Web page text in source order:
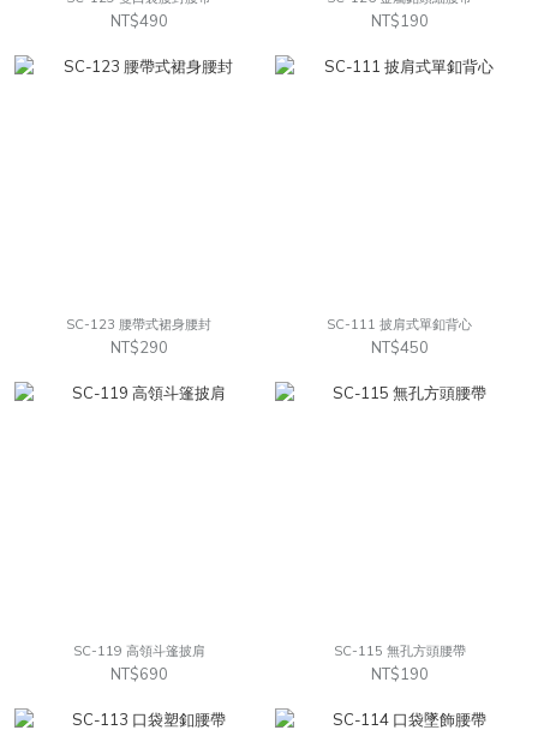
NT$490 NT$190
SC-123 腰帶式裙身腰封
NT$290
SC-111 披肩式單釦背心
NT$450
SC-119 高領斗篷披肩
NT$690
SC-115 無孔方頭腰帶
NT$190